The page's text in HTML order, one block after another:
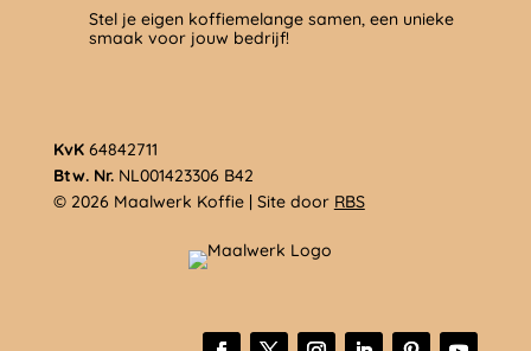
Stel je eigen koffiemelange samen, een unieke
smaak voor jouw bedrijf!
KvK64842711
Btw. Nr.NL001423306 B42
© 2026 Maalwerk Koffie | Site door RBS